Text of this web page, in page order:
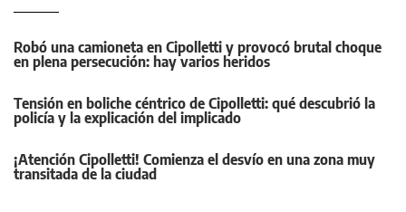
Robó una camioneta en Cipolletti y provocó brutal choque
en plena persecución: hay varios heridos
Tensión en boliche céntrico de Cipolletti: qué descubrió la
policía y la explicación del implicado
¡Atención Cipolletti! Comienza el desvío en una zona muy
transitada de la ciudad